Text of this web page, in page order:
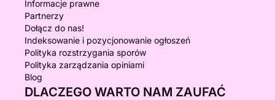
Informacje prawne
Partnerzy
Dołącz do nas!
Indeksowanie i pozycjonowanie ogłoszeń
Polityka rozstrzygania sporów
Polityka zarządzania opiniami
Blog
DLACZEGO WARTO NAM ZAUFAĆ